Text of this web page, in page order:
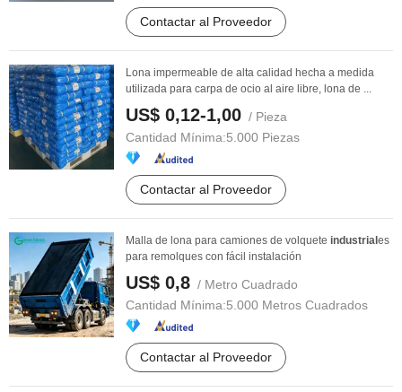
Contactar al Proveedor
Lona impermeable de alta calidad hecha a medida
utilizada para carpa de ocio al aire libre, lona de ...
US$ 0,12-1,00 / Pieza
Cantidad Mínima:5.000 Piezas
Contactar al Proveedor
Malla de lona para camiones de volquete industrial es
para remolques con fácil instalación
US$ 0,8 / Metro Cuadrado
Cantidad Mínima:5.000 Metros Cuadrados
Contactar al Proveedor